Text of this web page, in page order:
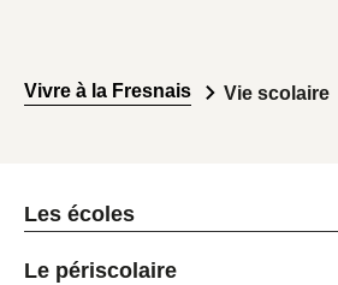
Vivre à la Fresnais Vie scolaire
Les écoles
Le périscolaire